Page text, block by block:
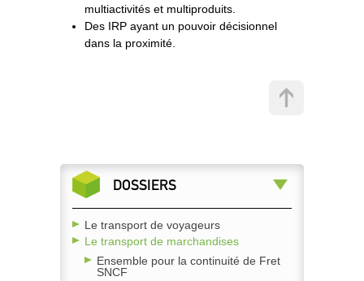
multiactivités et multiproduits.
Des IRP ayant un pouvoir décisionnel
dans la proximité.
DOSSIERS
Le transport de voyageurs
Le transport de marchandises
Ensemble pour la continuité de Fret
SNCF